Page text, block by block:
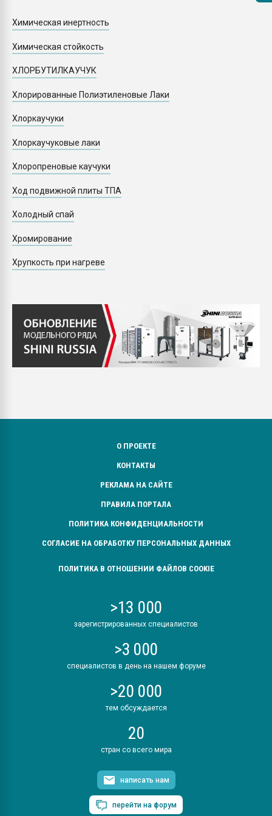
Химическая инертность
Химическая стойкость
ХЛОРБУТИЛКАУЧУК
Хлорированные Полиэтиленовые Лаки
Хлоркаучуки
Хлоркаучуковые лаки
Хлоропреновые каучуки
Ход подвижной плиты ТПА
Холодный спай
Хромирование
Хрупкость при нагреве
О ПРОЕКТЕ
КОНТАКТЫ
РЕКЛАМА НА САЙТЕ
ПРАВИЛА ПОРТАЛА
ПОЛИТИКА КОНФИДЕНЦИАЛЬНОСТИ
СОГЛАСИЕ НА ОБРАБОТКУ ПЕРСОНАЛЬНЫХ ДАННЫХ
ПОЛИТИКА В ОТНОШЕНИИ ФАЙЛОВ COOKIE
>13 000
зарегистрированных специалистов
>3 000
специалистов в день на нашем форуме
>20 000
тем обсуждается
20
стран со всего мира
написать нам
перейти на форум